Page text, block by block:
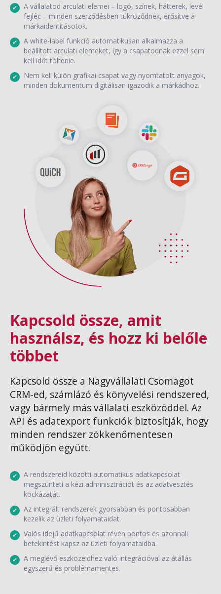
A vállalatod arculati elemei – logó, színek, hátterek, levél
fejléc – minden szerződésben tükröződnek, erősítve a
márkaidentitásotok.
A white-label funkció automatikusan alkalmazza a
beállított arculati elemeket, így a csapatodnak ezzel sem
kell időt töltenie.
Nem kell külön grafikai csapat vagy nyomtatott anyagok,
minden dokumentum digitálisan igazodik a márkádhoz.
Kapcsold össze, amit
használsz, és hozz ki belőle
többet
Kapcsold össze a Nagyvállalati Csomagot
CRM-ed, számlázó és könyvelési rendszered,
vagy bármely más vállalati eszközöddel. Az
API és adatexport funkciók biztosítják, hogy
minden rendszer zökkenőmentesen
működjön együtt.
A rendszereid közötti automatikus adatkapcsolat
megszünteti a kézi adminisztrációt és az adatvesztés
kockázatát.
Az integrált rendszerek gyorsabban és pontosabban
kezelik az üzleti folyamataidat.
Valós idejű adatkapcsolat révén pontos és azonnali
betekintést kapsz az üzleti folyamataidba.
A meglévő eszközeidhez való integrációval az átállás
egyszerű és problémamentes.